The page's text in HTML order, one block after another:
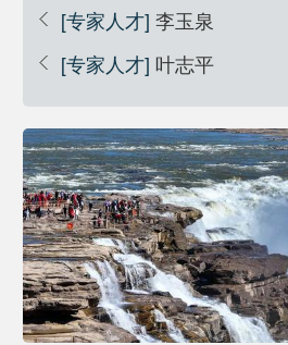
[专家人才] 李玉泉
[专家人才] 叶志平